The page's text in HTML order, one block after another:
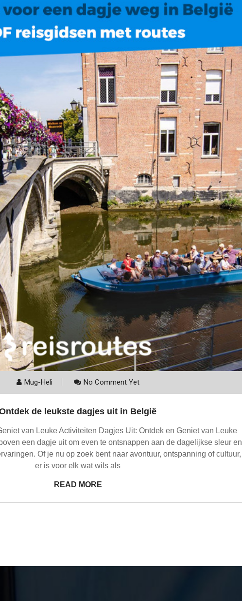
Mug-Heli No Comment Yet
de leukste dagjes uit in België
van Leuke Activiteiten Dagjes Uit: Ontdek en Geniet van Leuke
een dagje uit om even te ontsnappen aan de dagelijkse sleur en
Of je nu op zoek bent naar avontuur, ontspanning of cultuur,
er is voor elk wat wils als
READ MORE